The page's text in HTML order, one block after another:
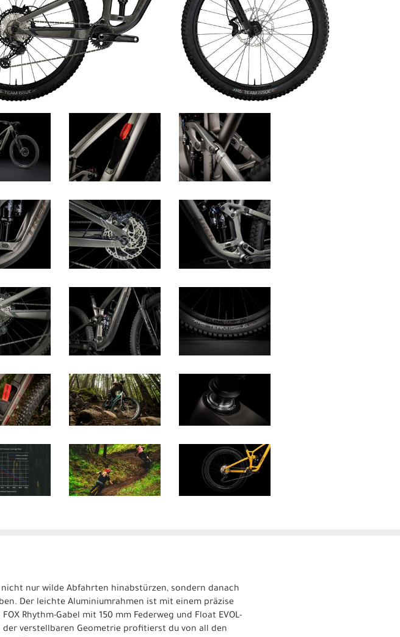
nur wilde Abfahrten hinabstürzen, sondern danach
Der leichte Aluminiumrahmen ist mit einem präzise
Rhythm-Gabel mit 150 mm Federweg und Float EVOL-
verstellbaren Geometrie profitierst du von all den